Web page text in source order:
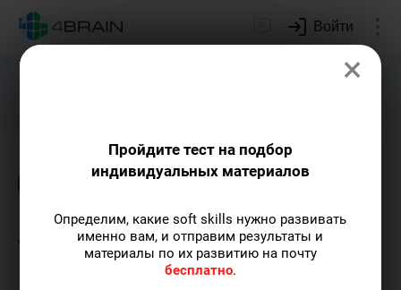
Войти
Подарим индивидуальный план
Новости и события
Любовь, 4BRAIN и soft skills
×
Пройдите тест на подбор
индивидуальных материалов
Определим, какие soft skills нужно развивать
именно вам, и отправим результаты и
материалы по их развитию на почту
бесплатно.